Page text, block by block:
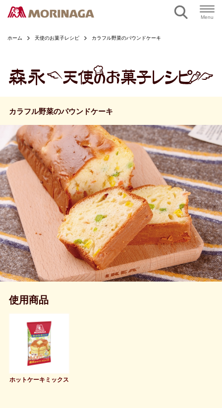
Menu
ホーム 天使のお菓子レシピ カラフル野菜のパウンドケーキ
カラフル野菜のパウンドケーキ
使用商品
ホットケーキミックス